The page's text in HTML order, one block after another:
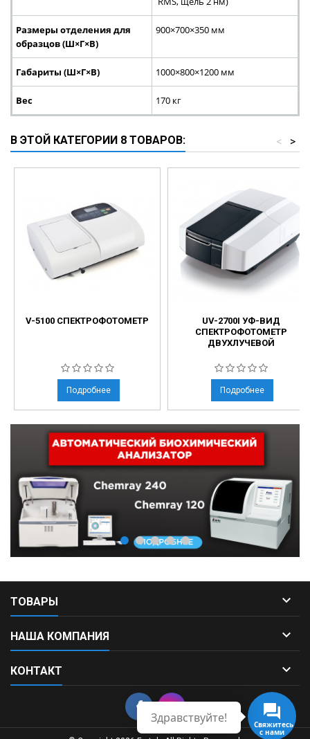
Размеры отделения для
образцов (Ш×Г×В)
900×700×350 мм
Габариты (Ш×Г×В) 1000×800×1200 мм
Вес 170 кг
В ЭТОЙ КАТЕГОРИИ 8 ТОВАРОВ: >
<
V-5100 СПЕКТРОФОТОМЕТР
Подробнее
UV-2700I УФ-ВИД
СПЕКТРОФОТОМЕТР
ДВУХЛУЧЕВОЙ
Подробнее
ТОВАРЫ 
НАША КОМПАНИЯ 
КОНТАКТ 
Свяжитесь
с нами
Здравствуйте!